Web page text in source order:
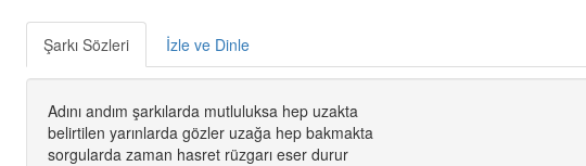
Şarkı Sözleri İzle ve Dinle
Adını andım şarkılarda mutluluksa hep uzakta
belirtilen yarınlarda gözler uzağa hep bakmakta
sorgularda zaman hasret rüzgarı eser durur